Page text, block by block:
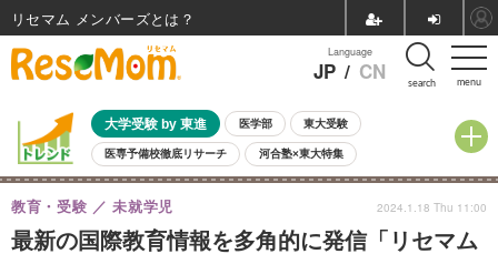
menu
Language
JP / CN search
大学受験 by 東進 医学部 東大受験
医専予備校徹底リサーチ 河合塾×東大特集
親子で考える大学選び 高校受験 中学受験 小学校受験
共通テスト 夏休み
8月開催イベント・WS 全国公立高校 過去問 人気記事
最新の国際教育情報を多角的に発信「リセマム
教育・受験 未就学児 2024.1.18 Thu 11:00
リセマム メンバーズ